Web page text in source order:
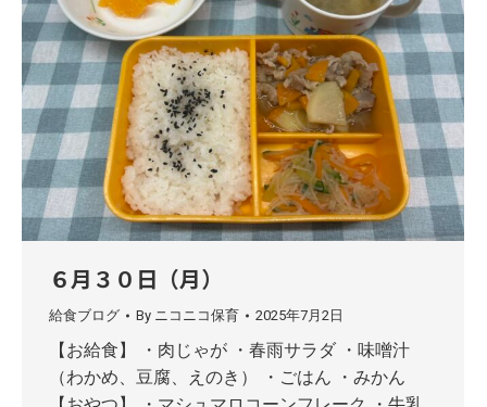
６月３０日（月）
給食ブログ By ニコニコ保育 2025年7月2日
【お給食】 ・肉じゃが ・春雨サラダ ・味噌汁
（わかめ、豆腐、えのき） ・ごはん ・みかん